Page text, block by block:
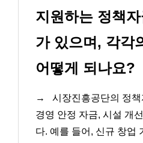
지원하는 정책
가 있으며, 각각
어떻게 되나요?
→
시장진흥공단의 정
경영 안정 자금, 시설 개
다. 예를 들어, 신규 창업